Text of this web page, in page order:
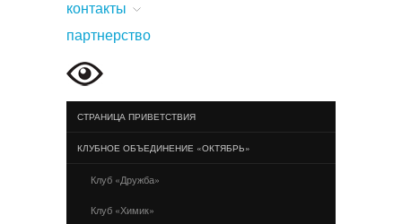
контакты
партнерство
СТРАНИЦА ПРИВЕТСТВИЯ
КЛУБНОЕ ОБЪЕДИНЕНИЕ «ОКТЯБРЬ»
Клуб «Дружба»
Клуб «Химик»